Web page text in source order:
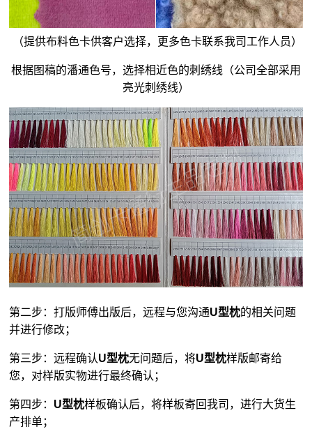
（提供布料色卡供客户选择，更多色卡联系我司工作人员）
根据图稿的潘通色号，选择相近色的刺绣线（公司全部采用
亮光刺绣线）
第二步：打版师傅出版后，远程与您沟通U型枕的相关问题
并进行修改；
第三步：远程确认U型枕无问题后，将U型枕样版邮寄给
您，对样版实物进行最终确认；
第四步： U型枕样板确认后，将样板寄回我司，进行大货生
产排单；